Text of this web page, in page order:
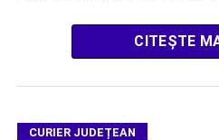
CITEȘTE
CURIER JUDEȚEAN